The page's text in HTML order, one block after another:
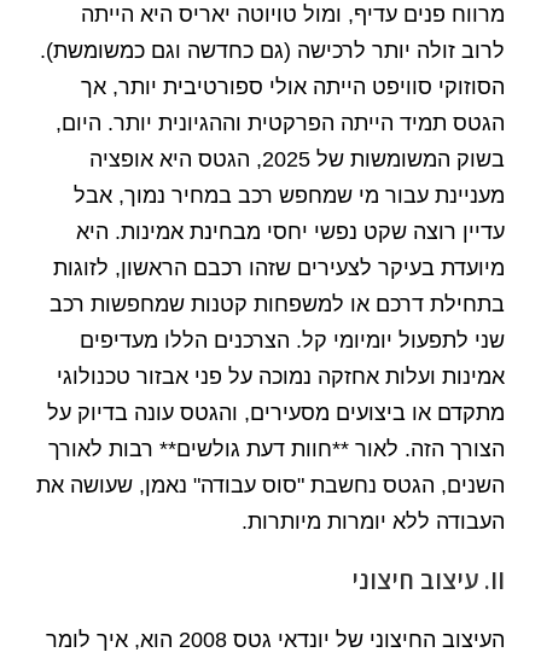
מרווח פנים עדיף, ומול טויוטה יאריס היא הייתה
לרוב זולה יותר לרכישה (גם כחדשה וגם כמשומשת).
הסוזוקי סוויפט הייתה אולי ספורטיבית יותר, אך
הגטס תמיד הייתה הפרקטית וההגיונית יותר. היום,
בשוק המשומשות של 2025, הגטס היא אופציה
מעניינת עבור מי שמחפש רכב במחיר נמוך, אבל
עדיין רוצה שקט נפשי יחסי מבחינת אמינות. היא
מיועדת בעיקר לצעירים שזהו רכבם הראשון, לזוגות
בתחילת דרכם או למשפחות קטנות שמחפשות רכב
שני לתפעול יומיומי קל. הצרכנים הללו מעדיפים
אמינות ועלות אחזקה נמוכה על פני אבזור טכנולוגי
מתקדם או ביצועים מסעירים, והגטס עונה בדיוק על
הצורך הזה. לאור **חוות דעת גולשים** רבות לאורך
השנים, הגטס נחשבת "סוס עבודה" נאמן, שעושה את
העבודה ללא יומרות מיותרות.
II. עיצוב חיצוני
העיצוב החיצוני של יונדאי גטס 2008 הוא, איך לומר